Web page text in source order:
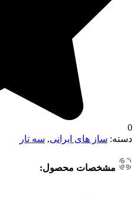
0
دسته: ساز های ایرانی, سه تار
مشخصات محصول: